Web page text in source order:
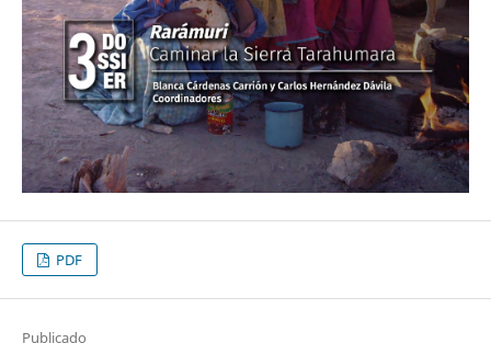
PDF
Publicado